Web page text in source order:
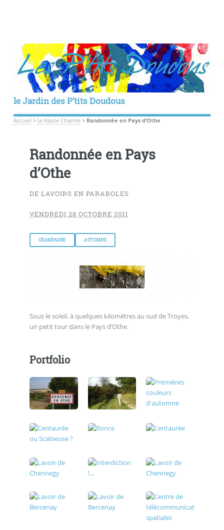
le Jardin des P’tits Doudous
Accueil > la Haute Charme> Randonnée en Pays d’Othe
Randonnée en Pays
d’Othe
DE LAVOIRS EN PARABOLES
VENDREDI 28 OCTOBRE 2011
CHAMPAGNE AUTOMNE
Sous le soleil, à quelques kilomètres au sud de Troyes,
un petit tour dans le Pays d’Othe.
Portfolio